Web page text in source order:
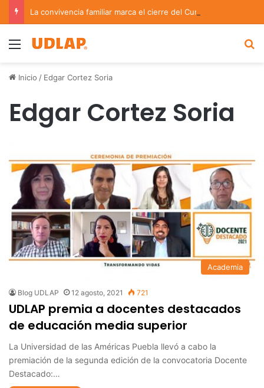
Menu
Inicio / Edgar Cortez Soria
Edgar Cortez Soria
Academia
Blog UDLAP 12 agosto, 2021 721
UDLAP premia a docentes destacados
de educación media superior
La Universidad de las Américas Puebla llevó a cabo la
premiación de la segunda edición de la convocatoria Docente
Destacado:…